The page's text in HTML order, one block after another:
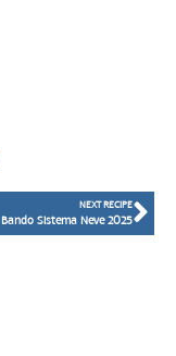
NEXT RECIPE
Bando Sistema Neve 2025